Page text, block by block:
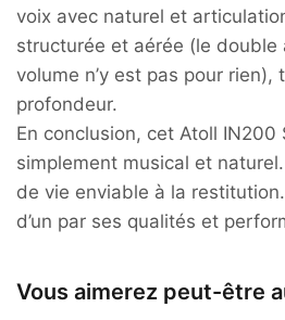
voix avec naturel et
structurée et aérée (le double
volume n’y est pas pour rien),
profondeur.
En conclusion, cet Atoll
simplement musical et
de vie enviable à la
d’un par ses qualités et
Vous aimerez peut-être